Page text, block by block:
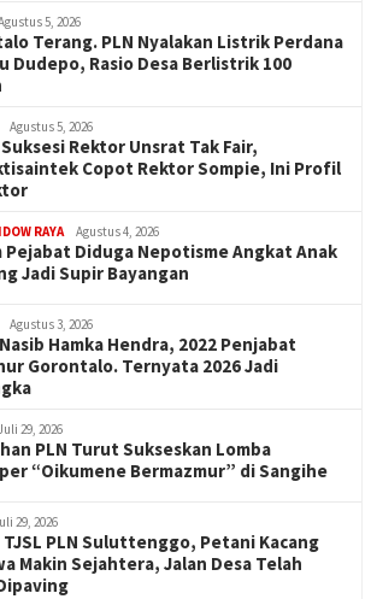
5, 2026
Terang. PLN Nyalakan Listrik Perdana
Dudepo, Rasio Desa Berlistrik 100
Agustus 5, 2026
Rektor Unsrat Tak Fair,
Copot Rektor Sompie, Ini Profil
RAYA Agustus 4, 2026
Pejabat Diduga Nepotisme Angkat Anak
Jadi Supir Bayangan
Agustus 3, 2026
Hamka Hendra, 2022 Penjabat
Gorontalo. Ternyata 2026 Jadi
29, 2026
PLN Turut Sukseskan Lomba
“Oikumene Bermazmur” di Sangihe
29, 2026
PLN Suluttenggo, Petani Kacang
Makin Sejahtera, Jalan Desa Telah